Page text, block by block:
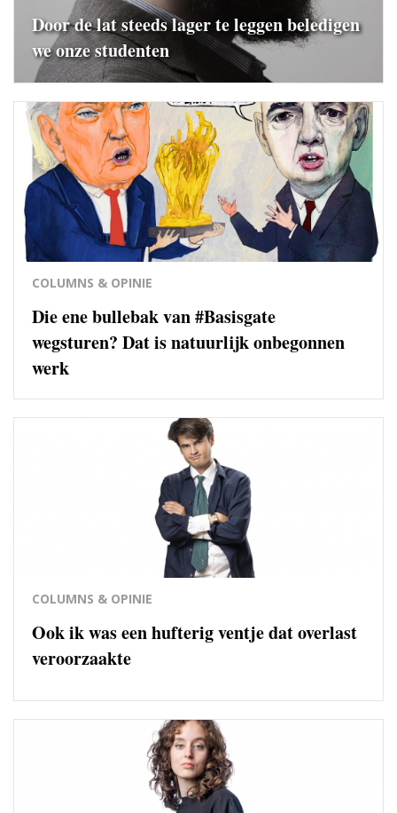
Door de lat steeds lager te leggen beledigen
we onze studenten
COLUMNS & OPINIE
Die ene bullebak van #Basisgate
wegsturen? Dat is natuurlijk onbegonnen
werk
COLUMNS & OPINIE
Ook ik was een hufterig ventje dat overlast
veroorzaakte